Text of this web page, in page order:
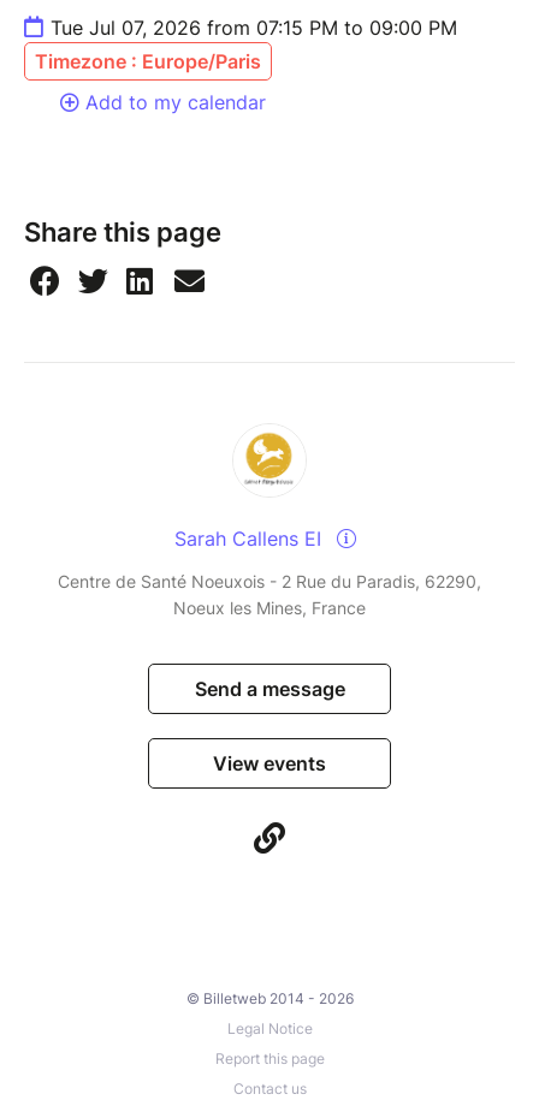
Tue Jul 07, 2026 from 07:15 PM to 09:00 PM
Timezone : Europe/Paris
Add to my calendar
Share this page
Sarah Callens EI
Centre de Santé Noeuxois - 2 Rue du Paradis, 62290,
Noeux les Mines, France
Send a message
View events
© Billetweb 2014 - 2026
Legal Notice
Report this page
Contact us